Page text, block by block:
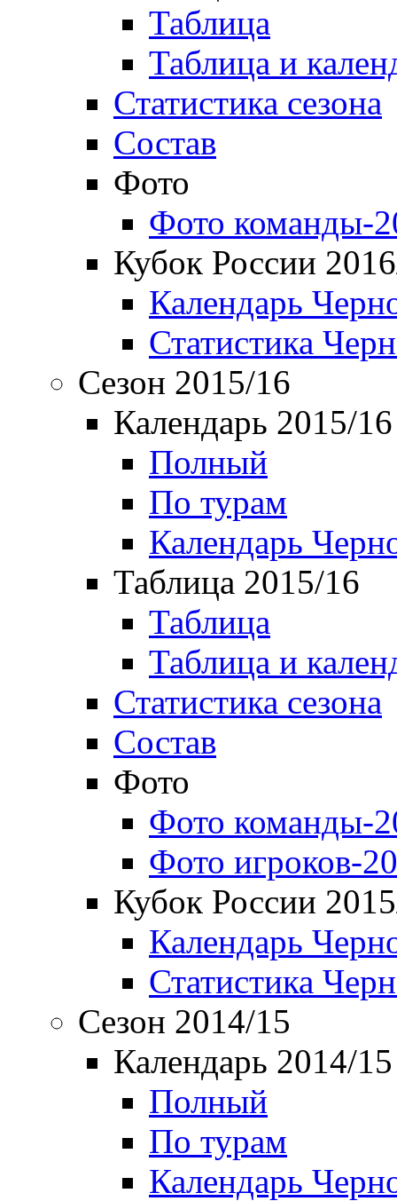
Таблица
Таблица и
Статистика сезона
Состав
Фото
Фото команды-
Кубок России
Календарь
Статистика
Сезон 2015/16
Календарь 2015/16
Полный
По турам
Календарь
Таблица 2015/16
Таблица
Таблица и
Статистика сезона
Состав
Фото
Фото команды-
Фото игроков-
Кубок России
Календарь
Статистика
Сезон 2014/15
Календарь 2014/15
Полный
По турам
Календарь